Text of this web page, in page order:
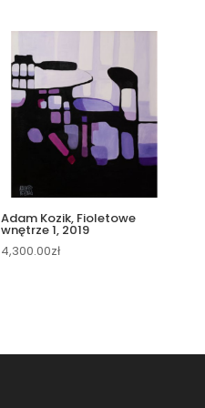
Adam Kozik, Fioletowe
wnętrze 1, 2019
4,300.00zł